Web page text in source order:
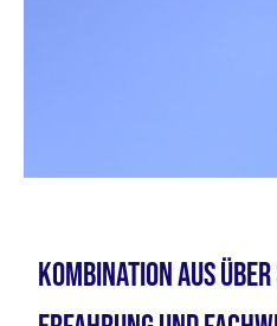
Kombination aus